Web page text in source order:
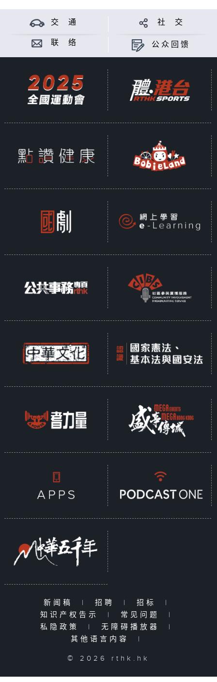
交 通 社 交
联 络 公众回馈
新闻稿 | 招聘 | 招标
|
知识产权告示
| 常见问题
|
私隐政策
| 无障碍播放器
|
其他语言内容
|
© 2026 rthk.hk